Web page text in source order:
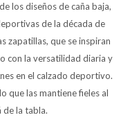
los diseños de caña baja,
de la década de
zapatillas, que se inspiran
con la versatilidad diaria y
en el calzado deportivo.
que las mantiene fieles al
de la tabla.